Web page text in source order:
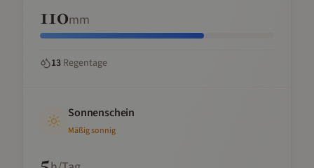
110mm
13 Regentage
Sonnenschein
Mäßig sonnig